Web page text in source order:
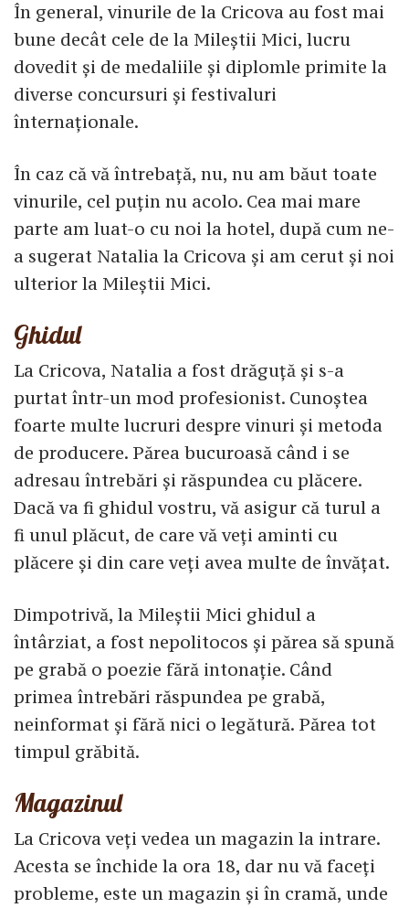
În general, vinurile de la Cricova au fost mai
bune decât cele de la Mileștii Mici, lucru
dovedit și de medaliile și diplomle primite la
diverse concursuri și festivaluri
înternaționale.
În caz că vă întrebață, nu, nu am băut toate
vinurile, cel puțin nu acolo. Cea mai mare
parte am luat-o cu noi la hotel, după cum ne-
a sugerat Natalia la Cricova și am cerut și noi
ulterior la Mileștii Mici.
Ghidul
La Cricova, Natalia a fost drăguță și s-a
purtat într-un mod profesionist. Cunoștea
foarte multe lucruri despre vinuri și metoda
de producere. Părea bucuroasă când i se
adresau întrebări și răspundea cu plăcere.
Dacă va fi ghidul vostru, vă asigur că turul a
fi unul plăcut, de care vă veți aminti cu
plăcere și din care veți avea multe de învățat.
Dimpotrivă, la Mileștii Mici ghidul a
întârziat, a fost nepolitocos și părea să spună
pe grabă o poezie fără intonație. Când
primea întrebări răspundea pe grabă,
neinformat și fără nici o legătură. Părea tot
timpul grăbită.
Magazinul
La Cricova veți vedea un magazin la intrare.
Acesta se închide la ora 18, dar nu vă faceți
probleme, este un magazin și în cramă, unde